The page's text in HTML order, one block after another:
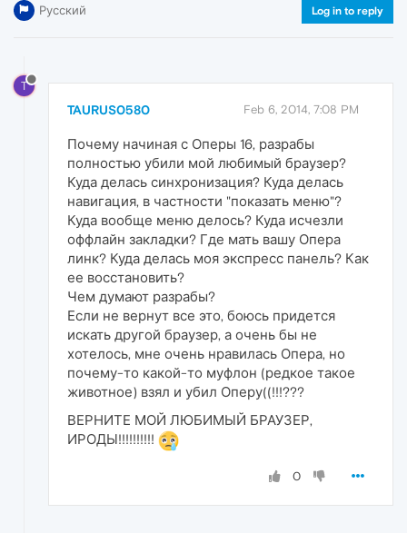
Русский Log in to reply
T
TAURUS0580 Feb 6, 2014, 7:08 PM
Почему начиная с Оперы 16, разрабы
полностью убили мой любимый браузер?
Куда делась синхронизация? Куда делась
навигация, в частности "показать меню"?
Куда вообще меню делось? Куда исчезли
оффлайн закладки? Где мать вашу Опера
линк? Куда делась моя экспресс панель? Как
ее восстановить?
Чем думают разрабы?
Если не вернут все это, боюсь придется
искать другой браузер, а очень бы не
хотелось, мне очень нравилась Опера, но
почему-то какой-то муфлон (редкое такое
животное) взял и убил Оперу((!!!???
ВЕРНИТЕ МОЙ ЛЮБИМЫЙ БРАУЗЕР,
ИРОДЫ!!!!!!!!!!
0